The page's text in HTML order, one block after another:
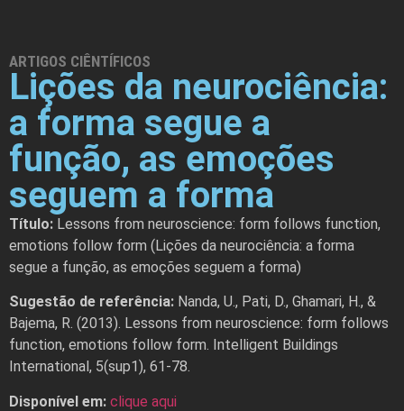
ARTIGOS CIÊNTÍFICOS
Lições da neurociência:
a forma segue a
função, as emoções
seguem a forma
Título: Lessons from neuroscience: form follows function,
emotions follow form (Lições da neurociência: a forma
segue a função, as emoções seguem a forma)
Sugestão de referência: Nanda, U., Pati, D., Ghamari, H., &
Bajema, R. (2013). Lessons from neuroscience: form follows
function, emotions follow form. Intelligent Buildings
International, 5(sup1), 61-78.
Disponível em: clique aqui